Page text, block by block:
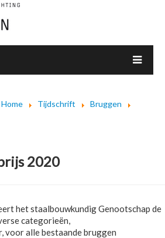
Home Tijdschrift
Bruggen
2020
het staalbouwkundig Genootschap de
categorieën,
alle bestaande bruggen